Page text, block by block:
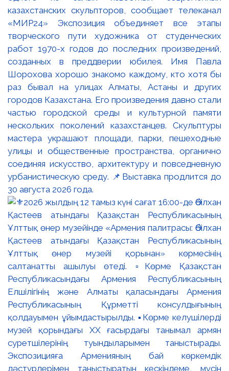
казахстанских скульпторов, сообщает телеканал
«МИР24» Экспозиция объединяет все этапы
творческого пути художника от студенческих
работ 1970-х годов до последних произведений,
созданных в преддверии юбилея. Имя Павла
Шорохова хорошо знакомо каждому, кто хотя бы
раз бывал на улицах Алматы, Астаны и других
городов Казахстана. Его произведения давно стали
частью городской среды и культурной памяти
нескольких поколений казахстанцев. Скульптуры
мастера украшают площади, парки, пешеходные
улицы и общественные пространства, органично
соединяя искусство, архитектуру и повседневную
урбанистическую среду. 📌Выставка продлится до
30 августа 2026 года.